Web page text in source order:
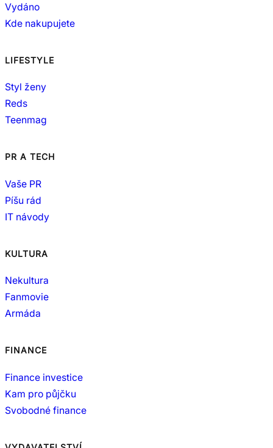
Vydáno
Kde nakupujete
LIFESTYLE
Styl ženy
Reds
Teenmag
PR A TECH
Vaše PR
Píšu rád
IT návody
KULTURA
Nekultura
Fanmovie
Armáda
FINANCE
Finance investice
Kam pro půjčku
Svobodné finance